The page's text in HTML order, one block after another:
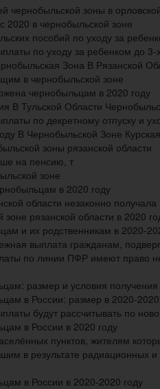
чернобыльской зоны в
2020 в чернобыльской зоне
пособий по уходу за
по уходу за ребенком до 3-
Зона В Рязанской
в чернобыльской зоне
чернобыльцам в 2020 году
В Тульской Области
по декретному отпуску и
В Чернобыльской Зоне
зоны рязанской области
на пенсию, т
зоне
в 2020 году
области незаконно
рязанской области в 2020
и их родственникам в 2020-
выплата гражданам,
по линии ПФР имеют право
размер и условия получения
в России: размер в 2020-
будут рассчитывать по
в России в 2020 году
пунктов, жителям
в результате радиационных
в России в 2020-2020 году